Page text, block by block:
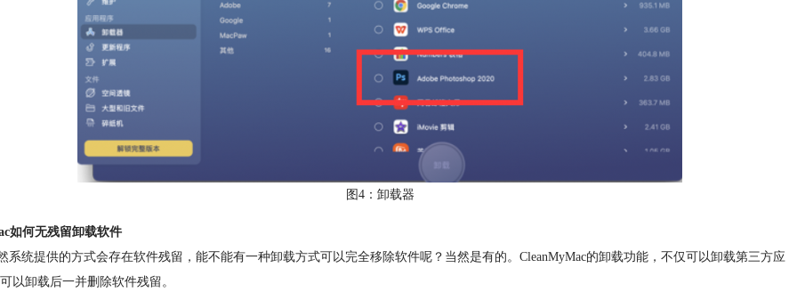
图4：卸载器
如何无残留卸载软件
统提供的方式会存在软件残留，能不能有一种卸载方式可以完全移除软件呢？当然是有的。CleanMyMac的卸载功能，不仅可以卸载第三方应
以卸载后一并删除软件残留。